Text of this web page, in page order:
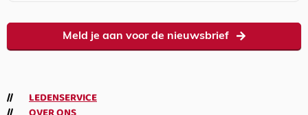
Meld je aan voor de nieuwsbrief
LEDENSERVICE